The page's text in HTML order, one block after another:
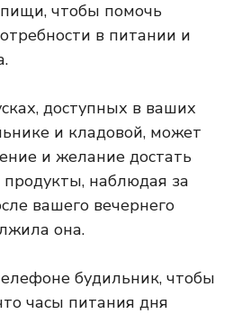
чтобы помочь
в питании и
доступных в ваших
и кладовой, может
и желание достать
наблюдая за
вашего вечернего
она.
будильник, чтобы
часы питания дня